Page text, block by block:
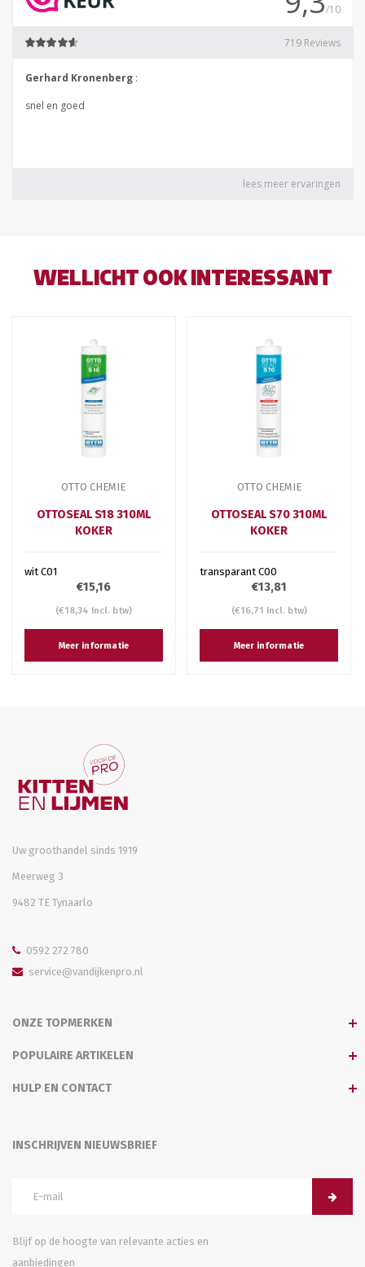
WELLICHT OOK INTERESSANT
OTTO CHEMIE
OTTOSEAL S18 310ML
KOKER
wit C01
€15,16
(€18,34 Incl. btw)
Meer informatie
OTTO CHEMIE
OTTOSEAL S70 310ML
KOKER
transparant C00
€13,81
(€16,71 Incl. btw)
Meer informatie
Uw groothandel sinds 1919
Meerweg 3
9482 TE Tynaarlo
0592 272 780
service@vandijkenpro.nl
ONZE TOPMERKEN
POPULAIRE ARTIKELEN
HULP EN CONTACT
INSCHRIJVEN NIEUWSBRIEF
Blijf op de hoogte van relevante acties en
aanbiedingen